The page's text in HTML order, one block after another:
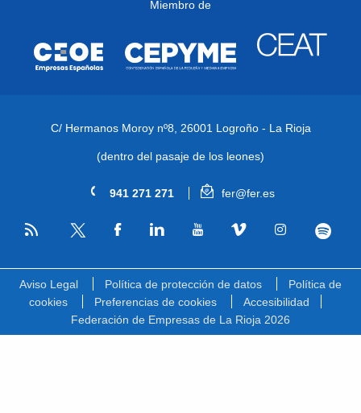
Miembro de
C/ Hermanos Moroy nº8, 26001 Logroño - La Rioja
(dentro del pasaje de los leones)
941 271 271 fer@fer.es
RSS
Aviso Legal Política de protección de datos
Política de
cookies
Preferencias de cookies
Accesibilidad
Federación de Empresas de La Rioja 2026